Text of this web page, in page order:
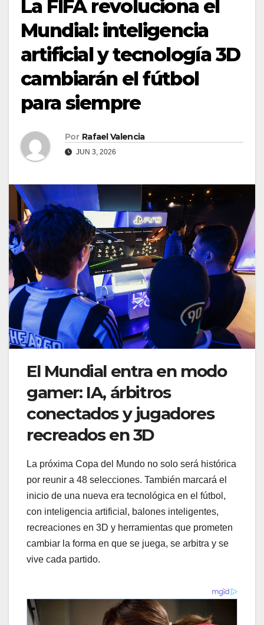
La FIFA revoluciona el
Mundial: inteligencia
artificial y tecnología 3D
cambiarán el fútbol
para siempre
Por Rafael Valencia
JUN 3, 2026
El Mundial entra en modo
gamer: IA, árbitros
conectados y jugadores
recreados en 3D
La próxima Copa del Mundo no solo será histórica
por reunir a 48 selecciones. También marcará el
inicio de una nueva era tecnológica en el fútbol,
con inteligencia artificial, balones inteligentes,
recreaciones en 3D y herramientas que prometen
cambiar la forma en que se juega, se arbitra y se
vive cada partido.